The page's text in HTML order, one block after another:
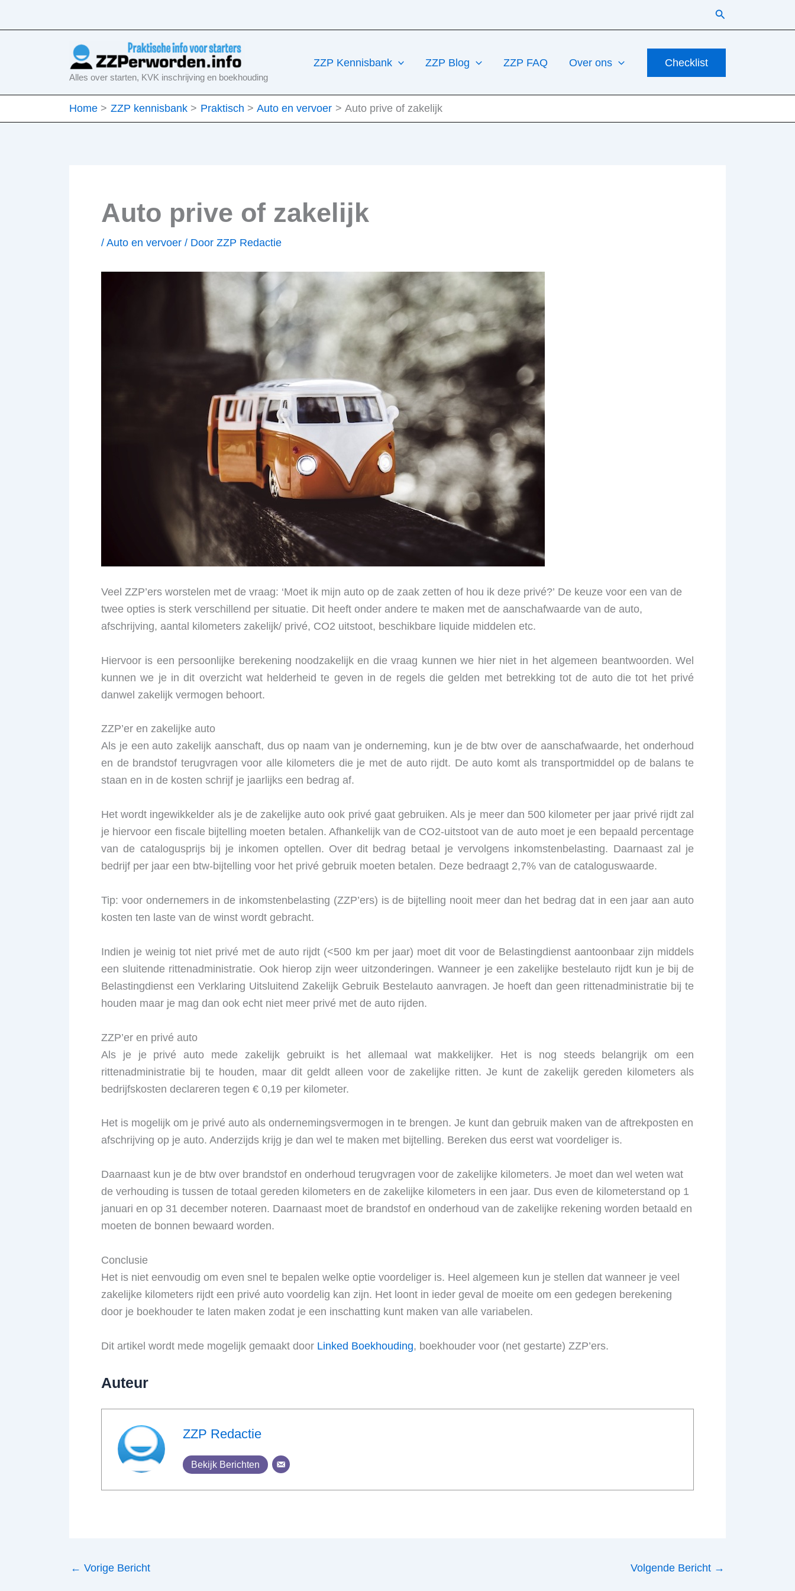
Zoeken
Alles over starten, KVK inschrijving en boekhouding
ZZP Kennisbank ZZP Blog ZZP FAQ Over ons Checklist
Home ZZP kennisbank Praktisch Auto en vervoer Auto prive of zakelijk
Auto prive of zakelijk
/ Auto en vervoer / Door ZZP Redactie
Veel ZZP’ers worstelen met de vraag: ‘Moet ik mijn auto op de zaak zetten of hou ik deze privé?’ De keuze voor een van de
twee opties is sterk verschillend per situatie. Dit heeft onder andere te maken met de aanschafwaarde van de auto,
afschrijving, aantal kilometers zakelijk/ privé, CO2 uitstoot, beschikbare liquide middelen etc.
Hiervoor is een persoonlijke berekening noodzakelijk en die vraag kunnen we hier niet in het algemeen beantwoorden. Wel
kunnen we je in dit overzicht wat helderheid te geven in de regels die gelden met betrekking tot de auto die tot het privé
danwel zakelijk vermogen behoort.
ZZP’er en zakelijke auto
Als je een auto zakelijk aanschaft, dus op naam van je onderneming, kun je de btw over de aanschafwaarde, het onderhoud
en de brandstof terugvragen voor alle kilometers die je met de auto rijdt. De auto komt als transportmiddel op de balans te
staan en in de kosten schrijf je jaarlijks een bedrag af.
Het wordt ingewikkelder als je de zakelijke auto ook privé gaat gebruiken. Als je meer dan 500 kilometer per jaar privé rijdt zal
je hiervoor een fiscale bijtelling moeten betalen. Afhankelijk van de CO2-uitstoot van de auto moet je een bepaald percentage
van de catalogusprijs bij je inkomen optellen. Over dit bedrag betaal je vervolgens inkomstenbelasting. Daarnaast zal je
bedrijf per jaar een btw-bijtelling voor het privé gebruik moeten betalen. Deze bedraagt 2,7% van de cataloguswaarde.
Tip: voor ondernemers in de inkomstenbelasting (ZZP’ers) is de bijtelling nooit meer dan het bedrag dat in een jaar aan auto
kosten ten laste van de winst wordt gebracht.
Indien je weinig tot niet privé met de auto rijdt (<500 km per jaar) moet dit voor de Belastingdienst aantoonbaar zijn middels
een sluitende rittenadministratie. Ook hierop zijn weer uitzonderingen. Wanneer je een zakelijke bestelauto rijdt kun je bij de
Belastingdienst een Verklaring Uitsluitend Zakelijk Gebruik Bestelauto aanvragen. Je hoeft dan geen rittenadministratie bij te
houden maar je mag dan ook echt niet meer privé met de auto rijden.
ZZP’er en privé auto
Als je je privé auto mede zakelijk gebruikt is het allemaal wat makkelijker. Het is nog steeds belangrijk om een
rittenadministratie bij te houden, maar dit geldt alleen voor de zakelijke ritten. Je kunt de zakelijk gereden kilometers als
bedrijfskosten declareren tegen € 0,19 per kilometer.
Het is mogelijk om je privé auto als ondernemingsvermogen in te brengen. Je kunt dan gebruik maken van de aftrekposten en
afschrijving op je auto. Anderzijds krijg je dan wel te maken met bijtelling. Bereken dus eerst wat voordeliger is.
Daarnaast kun je de btw over brandstof en onderhoud terugvragen voor de zakelijke kilometers. Je moet dan wel weten wat
de verhouding is tussen de totaal gereden kilometers en de zakelijke kilometers in een jaar. Dus even de kilometerstand op 1
januari en op 31 december noteren. Daarnaast moet de brandstof en onderhoud van de zakelijke rekening worden betaald en
moeten de bonnen bewaard worden.
Conclusie
Het is niet eenvoudig om even snel te bepalen welke optie voordeliger is. Heel algemeen kun je stellen dat wanneer je veel
zakelijke kilometers rijdt een privé auto voordelig kan zijn. Het loont in ieder geval de moeite om een gedegen berekening
door je boekhouder te laten maken zodat je een inschatting kunt maken van alle variabelen.
Dit artikel wordt mede mogelijk gemaakt door Linked Boekhouding, boekhouder voor (net gestarte) ZZP’ers.
Auteur
ZZP Redactie
Bekijk Berichten
← Vorige Bericht Volgende Bericht →